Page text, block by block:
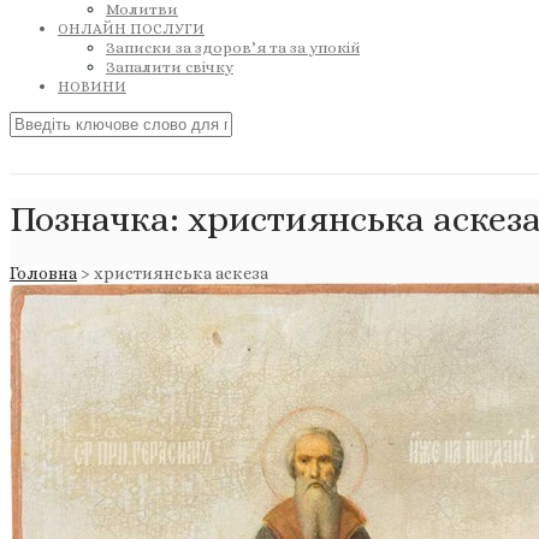
Молитви
ОНЛАЙН ПОСЛУГИ
Записки за здоров’я та за упокій
Запалити свічку
НОВИНИ
Позначка: християнська
Головна > християнська аскеза